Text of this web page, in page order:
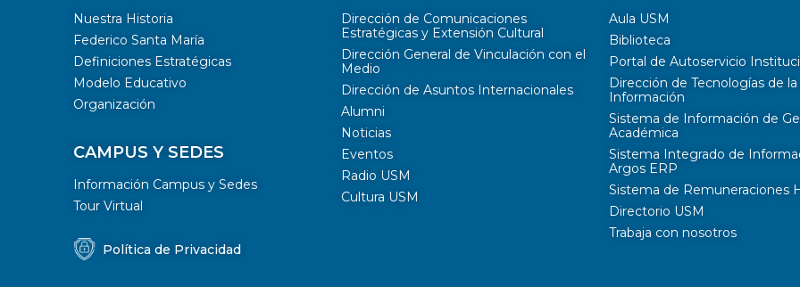
Nuestra Historia
Federico Santa María
Definiciones Estratégicas
Modelo Educativo
Organización
CAMPUS Y SEDES
Información Campus y Sedes
Tour Virtual
Política de Privacidad
Dirección de Comunicaciones
Estratégicas y Extensión Cultural
Dirección General de Vinculación con el
Medio
Dirección de Asuntos Internacionales
Alumni
Noticias
Eventos
Radio USM
Cultura USM
Aula USM
Biblioteca
Portal de Autoservicio
Dirección de Tecnologías de la
Información
Sistema de Información de
Académica
Sistema Integrado de
Argos ERP
Sistema de Remuneraciones
Directorio USM
Trabaja con nosotros